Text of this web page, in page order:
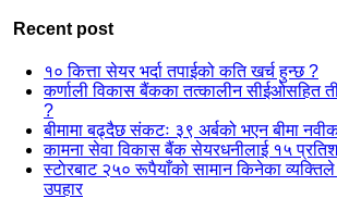
Recent post
१० कित्ता सेयर भर्दा तपाईको कति खर्च हुन्छ ?
कर्णाली विकास बैंकका तत्कालीन सीईओसहित
?
बीमामा बढ्दैछ संकटः ३९ अर्बको भएन बीमा
कामना सेवा विकास बैंक सेयरधनीलाई १५
स्टाेरबाट २५० रूपैयाँको सामान किनेका
उपहार